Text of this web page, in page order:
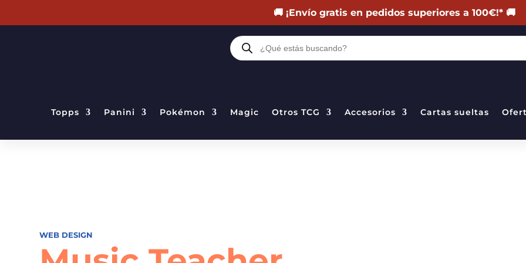
🚚 ¡Envío gratis en pedidos superiores a 100€!* 🚚
BÚSQUEDA
DE
PRODUCTOS
Topps Panini Pokémon Magic Otros TCG Accesorios Cartas sueltas
WEB DESIGN